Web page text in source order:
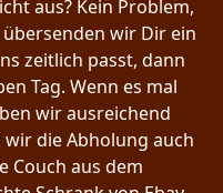
aus? Kein Problem,
übersenden wir Dir ein
zeitlich passt, dann
Tag. Wenn es mal
wir ausreichend
die Abholung auch
Couch aus dem